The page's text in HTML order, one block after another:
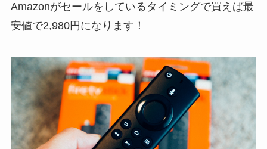
Amazonがセールをしているタイミングで買えば最
安値で2,980円になります！